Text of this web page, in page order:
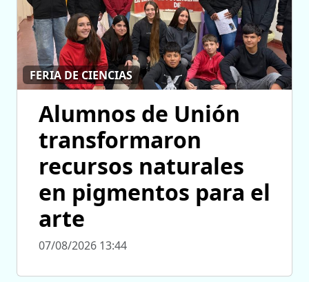
FERIA DE CIENCIAS
Alumnos de Unión
transformaron
recursos naturales
en pigmentos para el
arte
07/08/2026 13:44